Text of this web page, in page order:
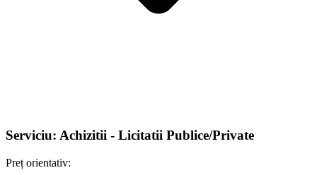
Serviciu: Achizitii - Licitatii Publice/Private
Preț orientativ: